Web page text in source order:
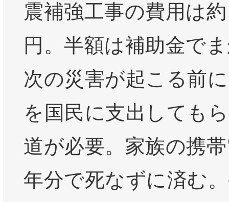
震補強工事の費用は
円。半額は補助金で
次の災害が起こる前
を国民に支出しても
道が必要。家族の携
年分で死なずに済む